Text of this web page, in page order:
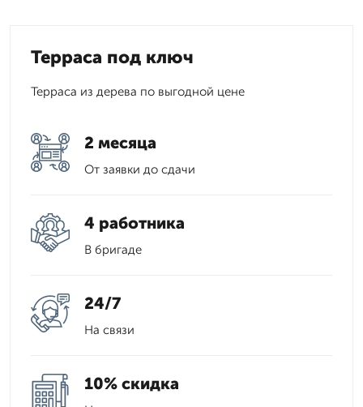
Терраса под ключ
Терраса из дерева по выгодной цене
2 месяца
От заявки до сдачи
4 работника
В бригаде
24/7
На связи
10% скидка